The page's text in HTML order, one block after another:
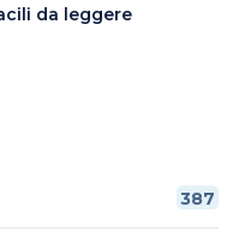
da leggere
387